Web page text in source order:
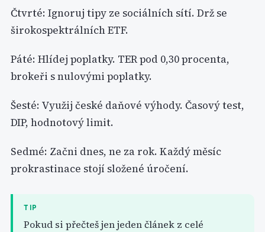
Čtvrté: Ignoruj tipy ze sociálních sítí. Drž se
širokospektrálních ETF.
Páté: Hlídej poplatky. TER pod 0,30 procenta,
brokeři s nulovými poplatky.
Šesté: Využij české daňové výhody. Časový test,
DIP, hodnotový limit.
Sedmé: Začni dnes, ne za rok. Každý měsíc
prokrastinace stojí složené úročení.
TIP
Pokud si přečteš jen jeden článek z celé